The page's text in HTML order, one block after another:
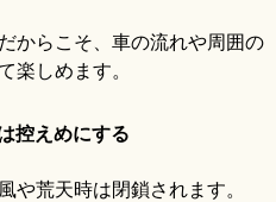
からこそ、車の流れや周囲の
楽しめます。
控えめにする
や荒天時は閉鎖されます。